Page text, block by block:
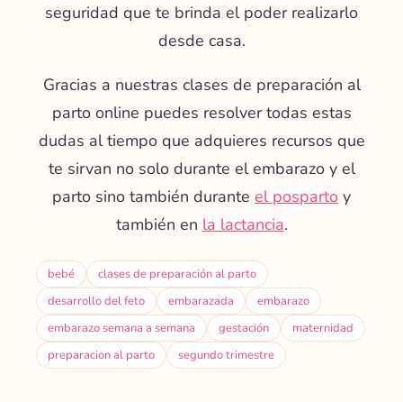
seguridad que te brinda el poder realizarlo
desde casa.
Gracias a nuestras clases de preparación al
parto online puedes resolver todas estas
dudas al tiempo que adquieres recursos que
te sirvan no solo durante el embarazo y el
parto sino también durante el posparto y
también en la lactancia.
bebé
clases de preparación al parto
desarrollo del feto
embarazada
embarazo
embarazo semana a semana
gestación
maternidad
preparacion al parto
segundo trimestre